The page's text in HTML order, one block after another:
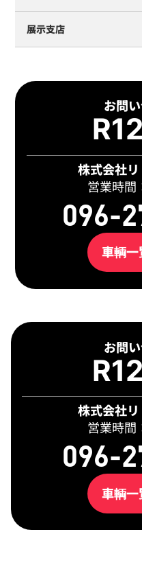
お問
株式会社
営業時間
096-
車輌一
展示支店
お問
株式会社
営業時間
096-
車輌一